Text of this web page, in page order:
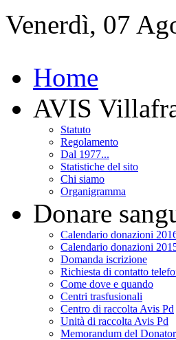
Venerdì, 07
Home
AVIS
Statuto
Regolamento
Dal 1977...
Statistiche del sito
Chi siamo
Organigramma
Donare
Calendario donazioni
Calendario donazioni
Domanda iscrizione
Richiesta di contatto
Come dove e quando
Centri trasfusionali
Centro di raccolta Avis Pd
Unità di raccolta Avis Pd
Memorandum del